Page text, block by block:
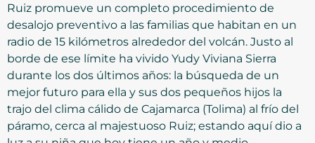
Ruiz promueve un completo procedimiento de
desalojo preventivo a las familias que habitan en un
radio de 15 kilómetros alrededor del volcán. Justo al
borde de ese límite ha vivido Yudy Viviana Sierra
durante los dos últimos años: la búsqueda de un
mejor futuro para ella y sus dos pequeños hijos la
trajo del clima cálido de Cajamarca (Tolima) al frío del
páramo, cerca al majestuoso Ruiz; estando aquí dio a